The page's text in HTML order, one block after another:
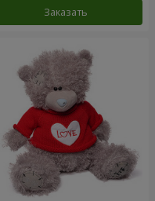
Заказать